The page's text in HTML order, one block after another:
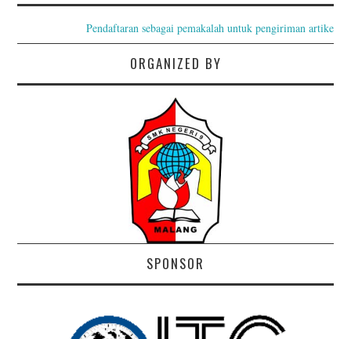
Pendaftaran sebagai pemakalah untuk pengiriman artikel
ORGANIZED BY
SPONSOR